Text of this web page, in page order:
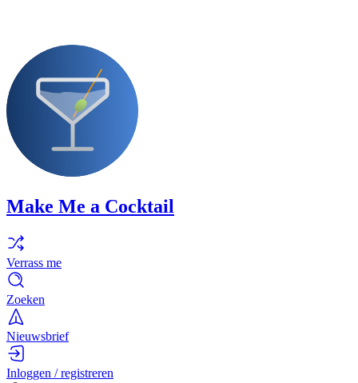
Make Me a Cocktail
Verrass me
Zoeken
Nieuwsbrief
Inloggen / registreren